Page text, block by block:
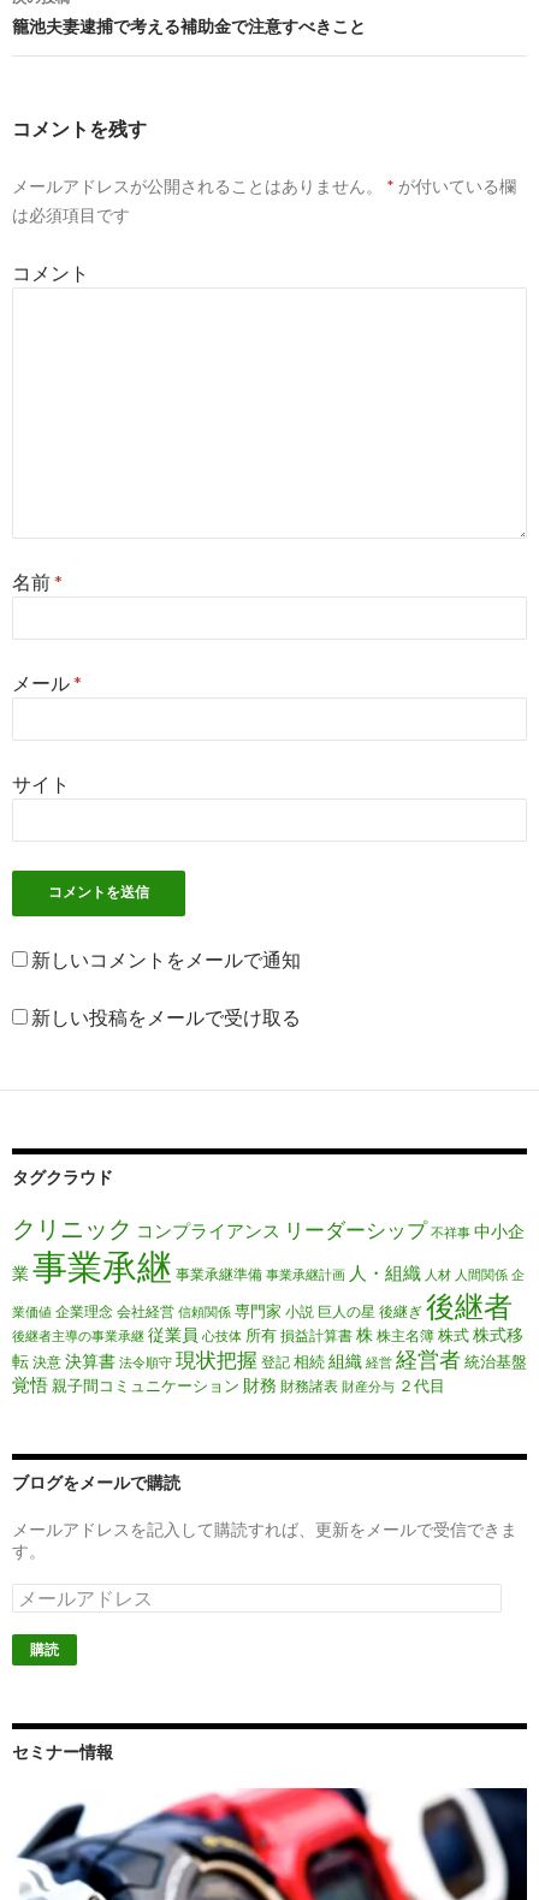
ビ
ー
ョ
籠池夫妻逮捕で考える補助金で注意すべきこと
コメントを残す
メールアドレスが公開されることはありません。 * が付いている欄
は必須項目です
コメント
名前*
メール*
サイト
新しいコメントをメールで通知
新しい投稿をメールで受け取る
タグクラウド
クリニック コンプライアンス リーダーシップ 不祥事 中小企
業事業承継 事業承継準備 事業承継計画 人・組織 人材 人間関係 企
業価値 企業理念 会社経営 信頼関係 専門家 小説 巨人の星 後継ぎ 後継者
後継者主導の事業承継 従業員 心技体 所有 損益計算書 株 株主名簿 株式株式移
転 決意 決算書 法令順守 現状把握 登記 相続組織 経営 経営者統治基盤
覚悟親子間コミュニケーション 財務 財務諸表 財産分与 ２代目
ブログをメールで購読
メールアドレスを記入して購読すれば、更新をメールで受信できま
す。
メ
ー
ル
ア
ス
セミナー情報